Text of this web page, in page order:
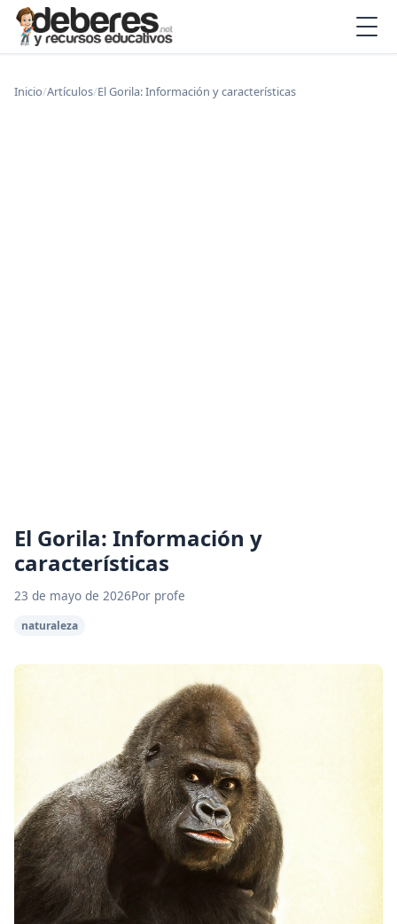
Inicio/Artículos/El Gorila: Información y características
El Gorila: Información y
características
23 de mayo de 2026Por profe
naturaleza